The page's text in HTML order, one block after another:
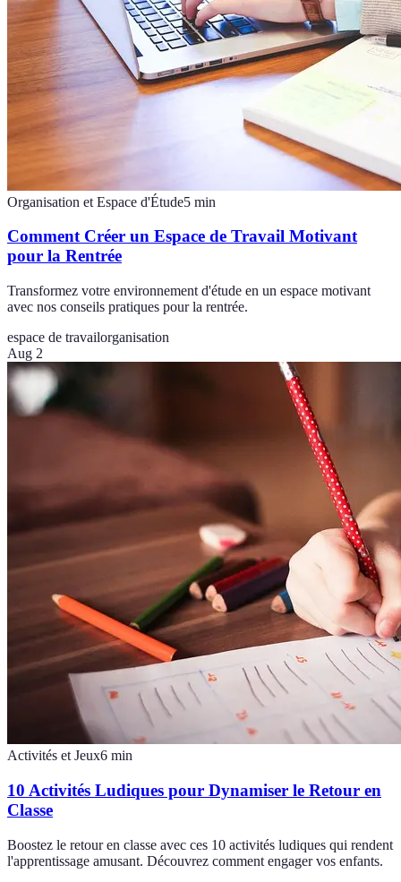
Organisation et Espace d'Étude5 min
Comment Créer un Espace de Travail Motivant
pour la Rentrée
Transformez votre environnement d'étude en un espace motivant
avec nos conseils pratiques pour la rentrée.
espace de travailorganisation
Aug 2
Activités et Jeux6 min
10 Activités Ludiques pour Dynamiser le Retour en
Classe
Boostez le retour en classe avec ces 10 activités ludiques qui rendent
l'apprentissage amusant. Découvrez comment engager vos enfants.